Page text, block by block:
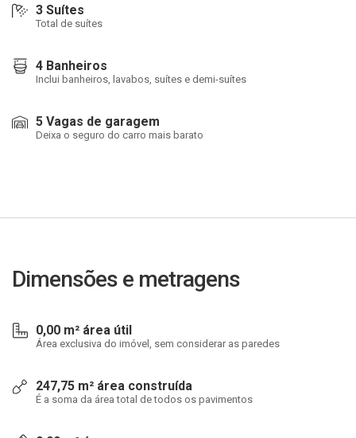
3 Suítes
Total de suítes
4 Banheiros
Inclui banheiros, lavabos, suítes e demi-suítes
5 Vagas de garagem
Deixa o seguro do carro mais barato
Dimensões e metragens
0,00 m² área útil
Área exclusiva do imóvel, sem considerar as paredes
247,75 m² área construída
É a soma da área total de todos os pavimentos